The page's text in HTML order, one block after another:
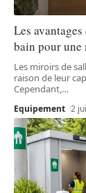
Les
bain pour une
Les miroirs de
raison de leur
Cependant,…
Equipement 2